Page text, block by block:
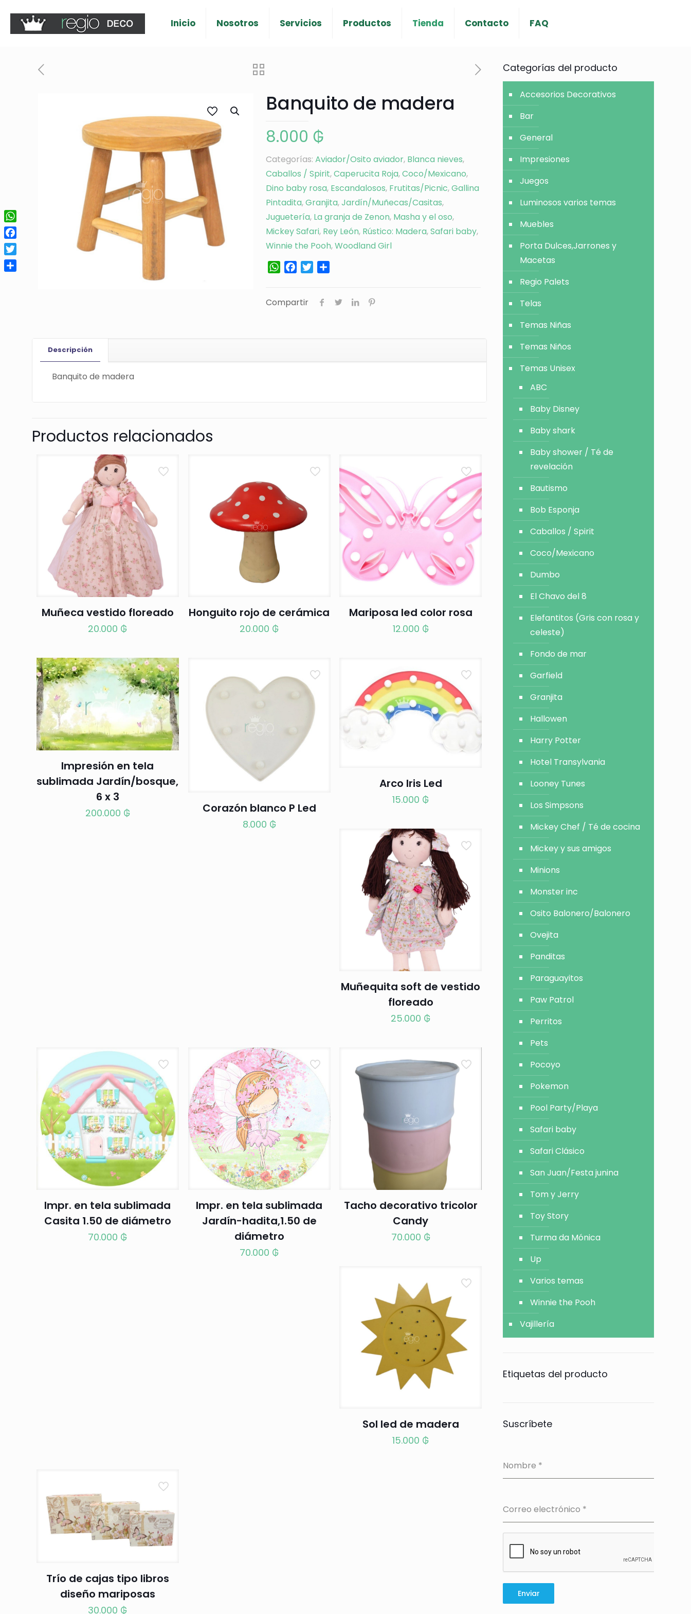
Inicio Nosotros Servicios Productos Tienda Contacto FAQ
Banquito de madera
8.000 ₲
Categorías: Aviador/Osito aviador, Blanca nieves,
Caballos / Spirit,Caperucita Roja,Coco/Mexicano,
Dino baby rosa, Escandalosos, Frutitas/Picnic,Gallina
Pintadita,Granjita,Jardín/Muñecas/Casitas,
Juguetería, La granja de Zenon, Masha y el oso,
Mickey Safari, Rey León, Rústico: Madera,Safari baby,
Winnie the Pooh,Woodland Girl
WhatsApp
Facebook
Twitter
Compartir
Descripción
Banquito de madera
Productos relacionados
Muñeca vestido floreado
20.000 ₲
Honguito rojo de cerámica
20.000 ₲
Mariposa led color rosa
12.000 ₲
Impresión en tela
sublimada Jardín/bosque,
6 x 3
200.000 ₲ Corazón blanco P Led
8.000 ₲
Arco Iris Led
15.000 ₲
Muñequita soft de vestido
floreado
25.000 ₲
Impr. en tela sublimada
Casita 1.50 de diámetro
70.000 ₲
Impr. en tela sublimada
Jardín-hadita,1.50 de
diámetro
70.000 ₲
Tacho decorativo tricolor
Candy
70.000 ₲
Sol led de madera
15.000 ₲
Trío de cajas tipo libros
diseño mariposas
30.000 ₲
Categorías del producto
Accesorios Decorativos
Bar
General
Impresiones
Juegos
Luminosos varios temas
Muebles
Porta Dulces,Jarrones y
Macetas
Regio Palets
Telas
Temas Niñas
Temas Niños
Temas Unisex
ABC
Baby Disney
Baby shark
Baby shower / Té de
revelación
Bautismo
Bob Esponja
Caballos / Spirit
Coco/Mexicano
Dumbo
El Chavo del 8
Elefantitos (Gris con rosa y
celeste)
Fondo de mar
Garfield
Granjita
Hallowen
Harry Potter
Hotel Transylvania
Looney Tunes
Los Simpsons
Mickey Chef / Té de cocina
Mickey y sus amigos
Minions
Monster inc
Osito Balonero/Balonero
Ovejita
Panditas
Paraguayitos
Paw Patrol
Perritos
Pets
Pocoyo
Pokemon
Pool Party/Playa
Safari baby
Safari Clásico
San Juan/Festa junina
Tom y Jerry
Toy Story
Turma da Mónica
Up
Varios temas
Winnie the Pooh
Vajillería
Etiquetas del producto
Suscríbete
Nombre *
Correo electrónico *
Enviar
WhatsApp
Facebook
Twitter